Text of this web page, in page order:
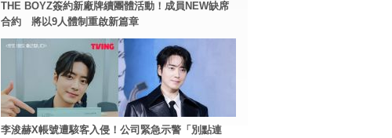
THE BOYZ簽約新廠牌續團體活動！成員NEW缺席
合約 將以9人體制重啟新篇章
李浚赫X帳號遭駭客入侵！公司緊急示警「別點連